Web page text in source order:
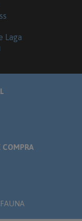
Laga
COMPRA